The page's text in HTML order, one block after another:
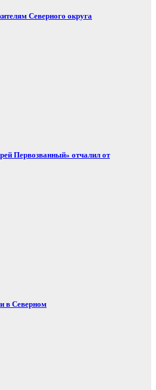
Северного округа
Первозванный» отчалил от
в Северном